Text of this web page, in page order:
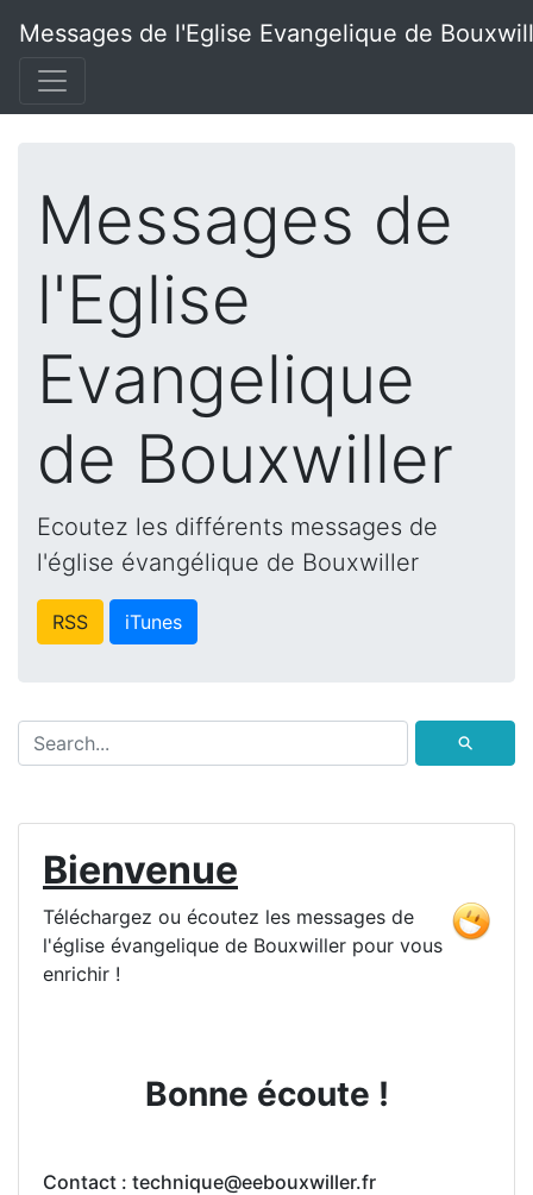
Messages de l'Eglise Evangelique de
Messages de
l'Eglise
Evangelique
de Bouxwiller
Ecoutez les différents messages de
l'église évangélique de Bouxwiller
RSS iTunes
⚲
Bienvenue
Téléchargez ou écoutez les messages de
l'église évangelique de Bouxwiller pour vous
enrichir !
Bonne écoute !
Contact : technique@eebouxwiller.fr